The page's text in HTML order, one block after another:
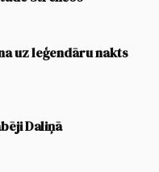
uz leģendāru nakts
Daliņā